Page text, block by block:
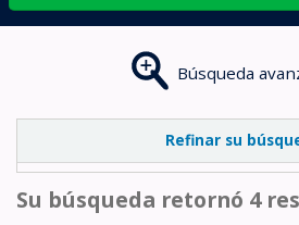
Búsqueda
Refinar su
Su búsqueda retornó 4